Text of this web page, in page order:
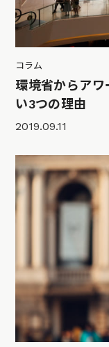
コラム
環境省からア
い3つの理由
2019.09.11